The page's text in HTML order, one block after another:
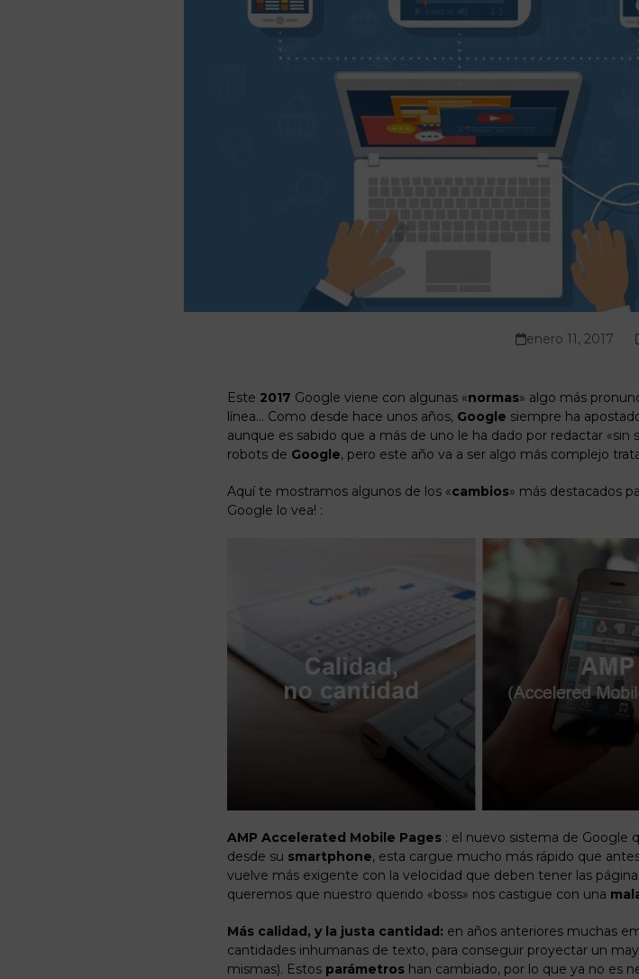
enero 11, 2017
Este 2017 Google viene con algunas «normas» algo más
línea… Como desde hace unos años, Google siempre ha
aunque es sabido que a más de uno le ha dado por redactar
robots de Google, pero este año va a ser algo más complejo
Aquí te mostramos algunos de los «cambios» más destacados
Google lo vea! :
AMP Accelerated Mobile Pages : el nuevo sistema de Google
desde su smartphone, esta cargue mucho más rápido que
vuelve más exigente con la velocidad que deben tener las
queremos que nuestro querido «boss» nos castigue con una
Más calidad, y la justa cantidad: en años anteriores muchas
cantidades inhumanas de texto, para conseguir proyectar un
mismas). Estos parámetros han cambiado, por lo que ya no es